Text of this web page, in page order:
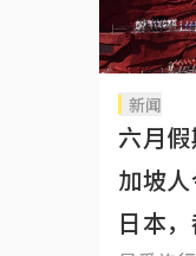
新闻
六月
加坡
日本